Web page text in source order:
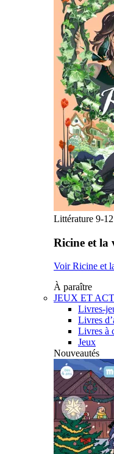
Littérature 9-
Ricine et la
Voir Ricine et
À paraître
JEUX ET
Livres-
Livres
Livres à
Jeux
Nouveautés